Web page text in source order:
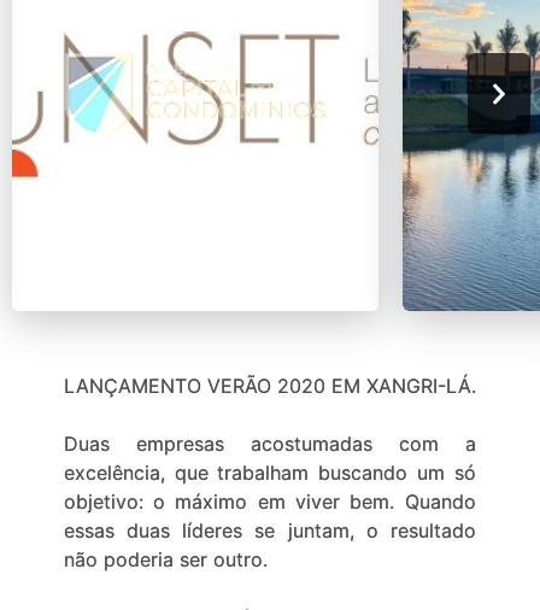
LANÇAMENTO VERÃO 2020 EM XANGRI-LÁ.
Duas empresas acostumadas com a
excelência, que trabalham buscando um só
objetivo: o máximo em viver bem. Quando
essas duas líderes se juntam, o resultado
não poderia ser outro.